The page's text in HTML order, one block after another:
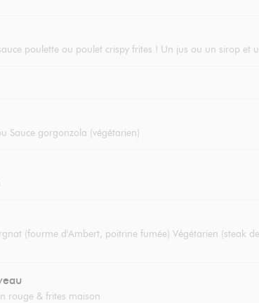
poulette ou poulet crispy frites ! Un jus ou un sirop et
Sauce gorgonzola (végétarien)
(fourme d'Ambert, poitrine fumée) Végétarien (steak
rouge & frites maison